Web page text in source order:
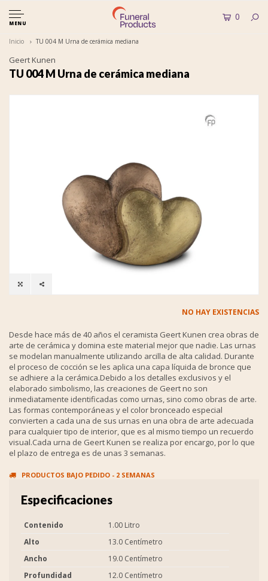
MENU
0
Inicio TU 004 M Urna de cerámica mediana
Geert Kunen
TU 004 M Urna de cerámica mediana
NO HAY EXISTENCIAS
Desde hace más de 40 años el ceramista Geert Kunen crea obras de
arte de cerámica y domina este material mejor que nadie. Las urnas
se modelan manualmente utilizando arcilla de alta calidad. Durante
el proceso de cocción se les aplica una capa líquida de bronce que
se adhiere a la cerámica.Debido a los detalles exclusivos y el
elaborado simbolismo, las creaciones de Geert no son
inmediatamente identificadas como urnas, sino como obras de arte.
Las formas contemporáneas y el color bronceado especial
convierten a cada una de sus urnas en una obra de arte adecuada
para cualquier tipo de interior, que es al mismo tiempo un recuerdo
visual.Cada urna de Geert Kunen se realiza por encargo, por lo que
el plazo de entrega es de unas 3 semanas.
PRODUCTOS BAJO PEDIDO - 2 SEMANAS
Especificaciones
Contenido
1.00 Litro
Alto
13.0 Centímetro
Ancho
19.0 Centímetro
Profundidad
12.0 Centímetro